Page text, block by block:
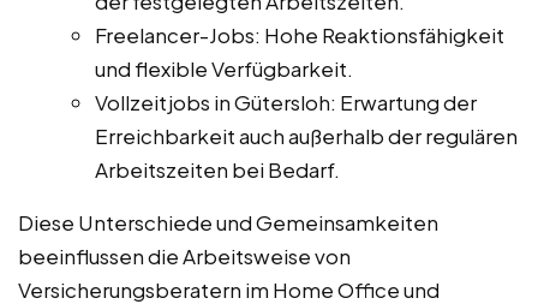
Freelancer-Jobs: Hohe Reaktionsfähigkeit
und flexible Verfügbarkeit.
Vollzeitjobs in Gütersloh: Erwartung der
Erreichbarkeit auch außerhalb der regulären
Arbeitszeiten bei Bedarf.
Diese Unterschiede und Gemeinsamkeiten
beeinflussen die Arbeitsweise von
Versicherungsberatern im Home Office und